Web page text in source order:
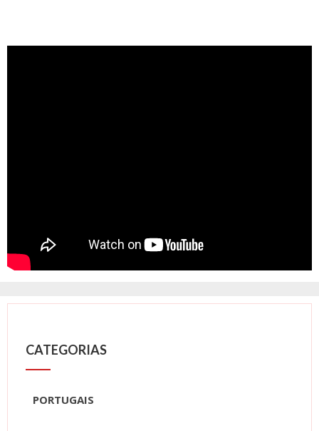
CATEGORIAS
PORTUGAIS